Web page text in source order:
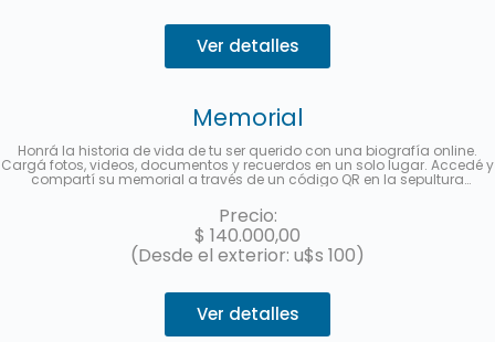
Ver detalles
Memorial
Honrá la historia de vida de tu ser querido con una biografía online.
Cargá fotos, videos, documentos y recuerdos en un solo lugar. Accedé y
compartí su memorial a través de un código QR en la sepultura
en redes sociales. Hasta 3 cuotas sin interés con MercadoPago.
Precio:
$ 140.000,00
(Desde el exterior: u$s 100)
Ver detalles